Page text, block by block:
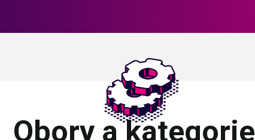
Obory a kategorie